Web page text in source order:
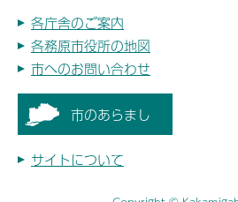
各庁舎のご案内
各務原市役所の地図
市へのお問い合わせ
市のあらまし
サイトについて